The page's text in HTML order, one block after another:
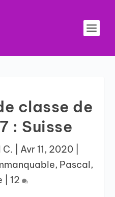
classe de
: Suisse
C. Avr 11, 2020|
, Pascal,
12